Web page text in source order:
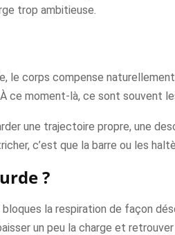
trop ambitieuse.
le corps compense
moment-là, ce sont souvent
une trajectoire propre, une
c’est que la barre ou les
?
la respiration de façon
un peu la charge et